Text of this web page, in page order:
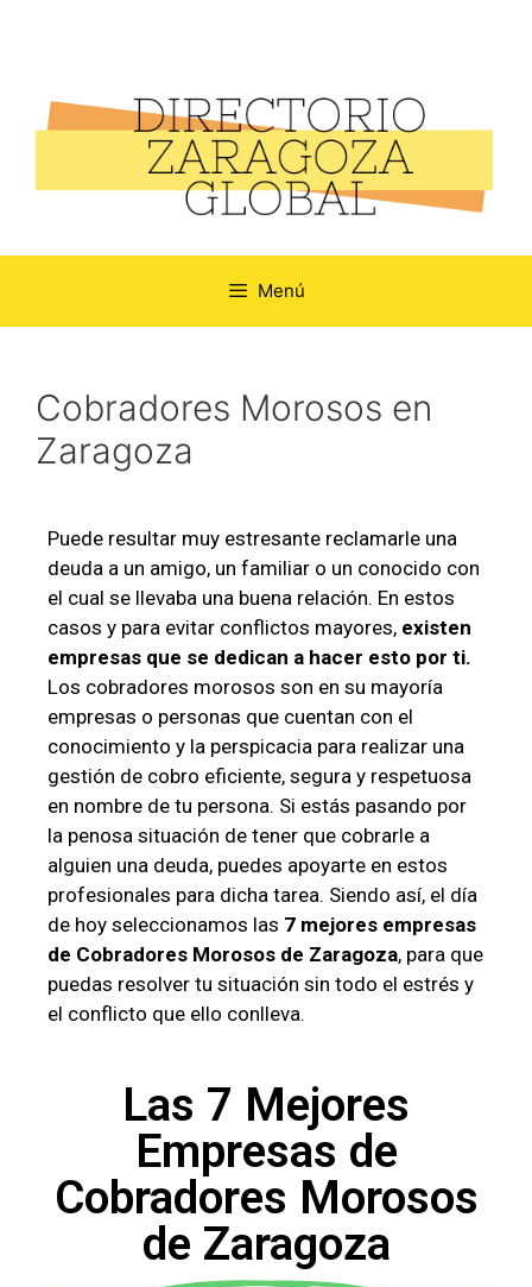
Menú
Cobradores Morosos en
Zaragoza
Puede resultar muy estresante reclamarle una
deuda a un amigo, un familiar o un conocido con
el cual se llevaba una buena relación. En estos
casos y para evitar conflictos mayores, existen
empresas que se dedican a hacer esto por ti.
Los cobradores morosos son en su mayoría
empresas o personas que cuentan con el
conocimiento y la perspicacia para realizar una
gestión de cobro eficiente, segura y respetuosa
en nombre de tu persona. Si estás pasando por
la penosa situación de tener que cobrarle a
alguien una deuda, puedes apoyarte en estos
profesionales para dicha tarea. Siendo así, el día
de hoy seleccionamos las 7 mejores empresas
de Cobradores Morosos de Zaragoza, para que
puedas resolver tu situación sin todo el estrés y
el conflicto que ello conlleva.
Las 7 Mejores
Empresas de
Cobradores Morosos
de Zaragoza